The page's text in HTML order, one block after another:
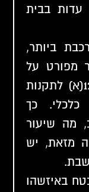
עדות בבית
ביותר,
מפורט על
אודות החוב כמפורט בתקנה 121(א) לתקנות
כלכלי. כך
מה שיעור
מזאת, יש
באיזשהו